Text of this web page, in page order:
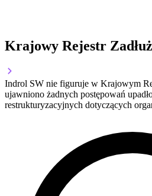
Krajowy Rejestr
Indrol SW nie figuruje w Krajowym
ujawniono żadnych postępowań
restrukturyzacyjnych dotyczących